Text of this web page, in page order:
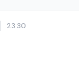
23:30